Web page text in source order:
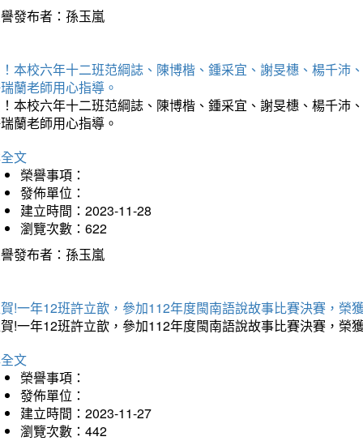
發布者：孫玉嵐
本校六年十二班范綱誌、陳博楷、鍾采宜、謝旻橞、楊千沛
蘭老師用心指導。
本校六年十二班范綱誌、陳博楷、鍾采宜、謝旻橞、楊千沛
蘭老師用心指導。
文
榮譽事項：
發佈單位：
建立時間：2023-11-28
瀏覽次數：622
發布者：孫玉嵐
!一年12班許立歆，參加112年度閩南語說故事比賽決賽，榮
!一年12班許立歆，參加112年度閩南語說故事比賽決賽，榮
文
榮譽事項：
發佈單位：
建立時間：2023-11-27
瀏覽次數：442